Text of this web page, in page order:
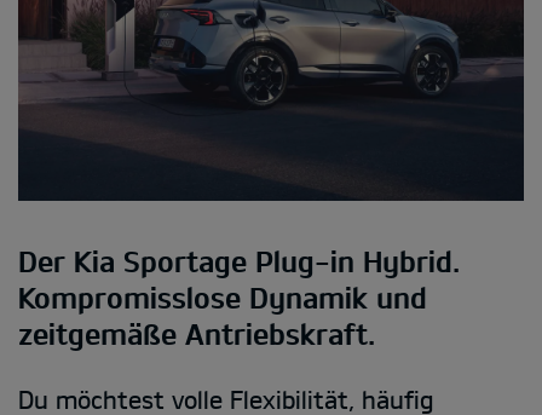
Der Kia Sportage Plug-in Hybrid.
Kompromisslose Dynamik und
zeitgemäße Antriebskraft.
Du möchtest volle Flexibilität, häufig